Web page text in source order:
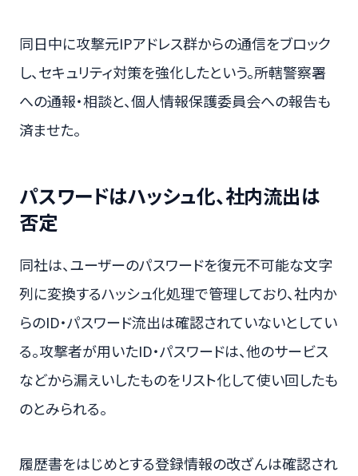
同日中に攻撃元IPアドレス群からの通信をブロック
し、セキュリティ対策を強化したという。所轄警察署
への通報・相談と、個人情報保護委員会への報告も
済ませた。
パスワードはハッシュ化、社内流出は
否定
同社は、ユーザーのパスワードを復元不可能な文字
列に変換するハッシュ化処理で管理しており、社内か
らのID・パスワード流出は確認されていないとしてい
る。攻撃者が用いたID・パスワードは、他のサービス
などから漏えいしたものをリスト化して使い回したも
のとみられる。
履歴書をはじめとする登録情報の改ざんは確認され